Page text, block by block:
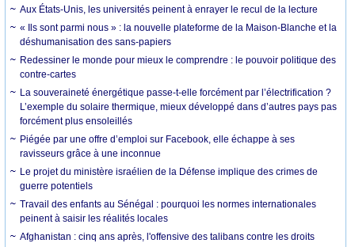
Aux États-Unis, les universités peinent à enrayer le recul de la lecture
« Ils sont parmi nous » : la nouvelle plateforme de la Maison-Blanche et la
déshumanisation des sans-papiers
Redessiner le monde pour mieux le comprendre : le pouvoir politique des
contre-cartes
La souveraineté énergétique passe-t-elle forcément par l’électrification ?
L’exemple du solaire thermique, mieux développé dans d’autres pays pas
forcément plus ensoleillés
Piégée par une offre d’emploi sur Facebook, elle échappe à ses
ravisseurs grâce à une inconnue
Le projet du ministère israélien de la Défense implique des crimes de
guerre potentiels
Travail des enfants au Sénégal : pourquoi les normes internationales
peinent à saisir les réalités locales
Afghanistan : cinq ans après, l'offensive des talibans contre les droits